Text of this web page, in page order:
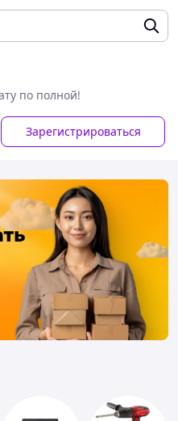
по полной!
Зарегистрироваться